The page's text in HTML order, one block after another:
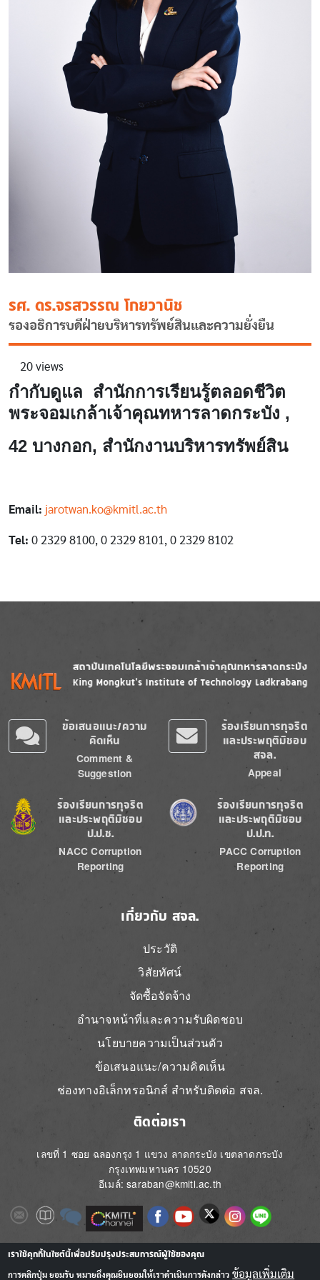
รศ. ดร.จรสวรรณ โกยวานิช
รองอธิการบดีฝ่ายบริหารทรัพย์สินและความยั่งยืน
20 views
กำกับดูแล สำนักการเรียนรู้ตลอดชีวิต
พระจอมเกล้าเจ้าคุณทหารลาดกระบัง ,
42 บางกอก, สำนักงานบริหารทรัพย์สิน
Email: jarotwan.ko@kmitl.ac.th
Tel: 0 2329 8100, 0 2329 8101, 0 2329 8102
Image
ข้อเสนอแนะ/ความ
คิดเห็น
Comment &
Suggestion
ร้องเรียนการทุจริต
และประพฤติมิชอบ
สจล.
Appeal
Image
ร้องเรียนการทุจริต
และประพฤติมิชอบ
ป.ป.ช.
NACC Corruption
Reporting
Image
ร้องเรียนการทุจริต
และประพฤติมิชอบ
ป.ป.ท.
PACC Corruption
Reporting
เกี่ยวกับ สจล.
ประวัติ
วิสัยทัศน์
จัดซื้อจัดจ้าง
อำนาจหน้าที่และความรับผิดชอบ
นโยบายความเป็นส่วนตัว
ข้อเสนอแนะ/ความคิดเห็น
ช่องทางอิเล็กทรอนิกส์ สำหรับติดต่อ สจล.
ติดต่อเรา
เลขที่ 1 ซอย ฉลองกรุง 1 แขวง ลาดกระบัง เขตลาดกระบัง
กรุงเทพมหานคร 10520
อีเมล์: saraban@kmitl.ac.th
ImageImageImage Image ImageImageImageImageImage
Image Image
เราใช้คุกกี้ในไซต์นี้เพื่อปรับปรุงประสบการณ์ผู้ใช้ของคุณ
การคลิกปุ่ม ยอมรับ หมายถึงคุณยินยอมให้เราดำเนินการดังกล่าว ข้อมูลเพิ่มเติม